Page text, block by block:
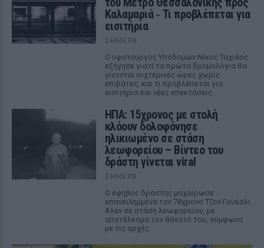
Καλαμαριά ‑ Τι προβλέπεται για
εισιτήρια
ΣΉΜΕΡΑ
Ο υφυπουργός Υποδομών Νίκος Ταχιάος
εξήγησε γιατί τα πρώτα δρομολόγια θα
γίνονται νυχτερινές ώρες χωρίς
επιβάτες, και τι προβλέπεται για
εισιτήρια και νέες επεκτάσεις.
ΗΠΑ: 15χρονος με στολή
κλόουν δολοφόνησε
ηλικιωμένο σε στάση
λεωφορείου – Βίντεο του
δράστη γίνεται viral
ΣΉΜΕΡΑ
Ο έφηβος δράστης μαχαίρωσε
επανειλημμένα τον 78χρονο Τζον Γουέσλι
Αλεν σε στάση λεωφορείου, με
αποτέλεσμα τον θάνατό του, σύμφωνα
με τις αρχές